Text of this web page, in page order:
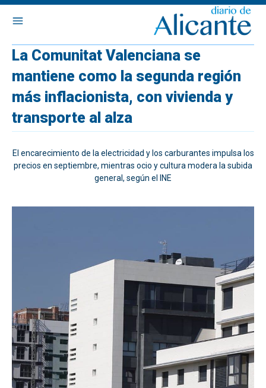
La Comunitat Valenciana se
mantiene como la segunda región
más inflacionista, con vivienda y
transporte al alza
El encarecimiento de la electricidad y los carburantes impulsa los
precios en septiembre, mientras ocio y cultura modera la subida
general, según el INE